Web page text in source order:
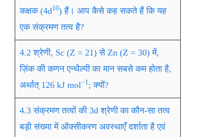
कक्षक (4d10) हैं। आप कैसे कह सकते हैं कि यह
एक संक्रमण तत्व है?
4.2 श्रेणी, Sc (Z = 21) से Zn (Z = 30) में,
ज़िंक की कणन एन्थैल्पी का मान सबसे कम होता है,
अर्थात् 126 kJ mol−1; क्यों?
4.3 संक्रमण तत्वों की 3d श्रेणी का कौन-सा तत्व
बड़ी संख्या में ऑक्सीकरण अवस्थाएँ दर्शाता है एवं